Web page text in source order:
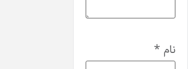
نام *